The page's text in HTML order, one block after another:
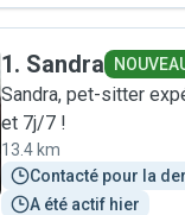
1. Sandra
Sandra, pet-sitter
et 7j/7 !
13.4 km
Contacté pour la
A été actif hier